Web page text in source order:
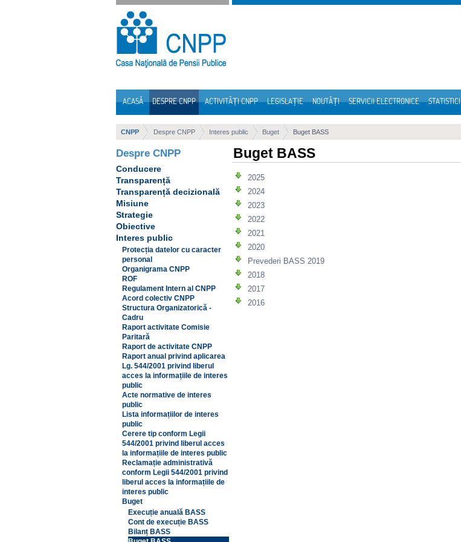
Sari la continut
ACASĂ DESPRE CNPP ACTIVITĂȚI CNPP LEGISLAȚIE NOUTĂȚI SERVICII ELECTRONICE STATISTICI
CNPP Despre CNPP Interes public Buget Buget BASS
Despre CNPP
Conducere
Transparență
Transparență decizională
Misiune
Strategie
Obiective
Interes public
Protecția datelor cu caracter
personal
Organigrama CNPP
ROF
Regulament Intern al CNPP
Acord colectiv CNPP
Structura Organizatorică -
Cadru
Raport activitate Comisie
Paritară
Raport de activitate CNPP
Raport anual privind aplicarea
Lg. 544/2001 privind liberul
acces la informațiile de interes
public
Acte normative de interes
public
Lista informațiilor de interes
public
Cerere tip conform Legii
544/2001 privind liberul acces
la informațiile de interes public
Reclamație administrativă
conform Legii 544/2001 privind
liberul acces la informațiile de
interes public
Buget
Execuție anuală BASS
Cont de execuție BASS
Bilanț BASS
Buget BASS
2025
2024
2023
2022
2021
2020
Prevederi BASS 2019
2018
2017
2016